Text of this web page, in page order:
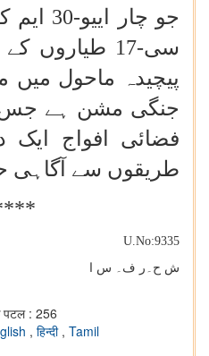
جو چار
سی-17
پیچیدہ ماحول میں
جنگی مشن ہے
فضائی افواج ایک
طریقوں سے آگاہی
U.No:9335
ش ح۔ر ف۔ س ا
: 256
, हिन्दी , Tamil